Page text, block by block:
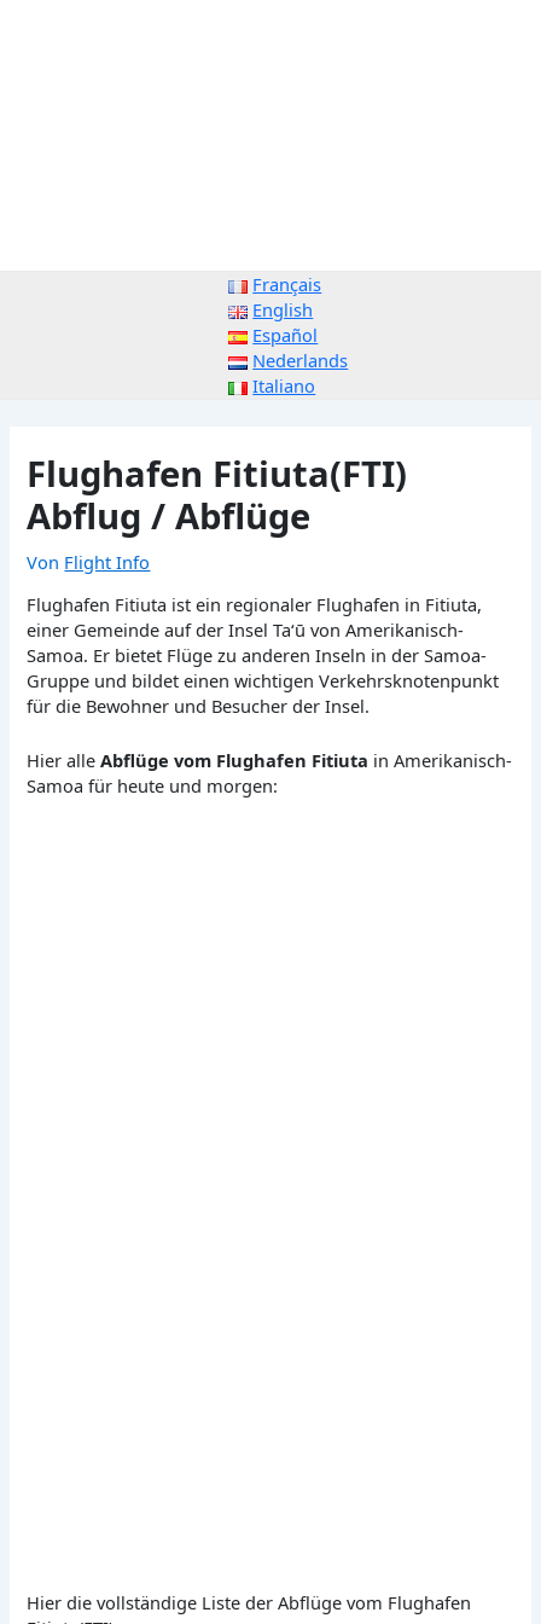
Français
English
Español
Nederlands
Italiano
Flughafen Fitiuta(FTI)
Abflug / Abflüge
Von Flight Info
Flughafen Fitiuta ist ein regionaler Flughafen in Fitiuta,
einer Gemeinde auf der Insel Taʻū von Amerikanisch-
Samoa. Er bietet Flüge zu anderen Inseln in der Samoa-
Gruppe und bildet einen wichtigen Verkehrsknotenpunkt
für die Bewohner und Besucher der Insel.
Hier alleAbflüge vom Flughafen Fitiuta in Amerikanisch-
Samoa für heute und morgen:
Hier die vollständige Liste der Abflüge vom Flughafen